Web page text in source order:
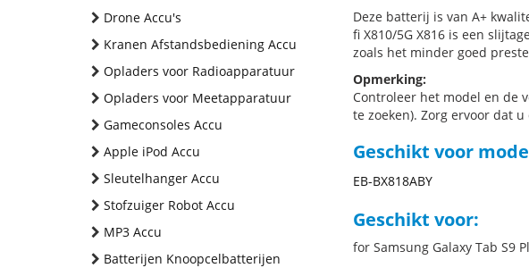
Drone Accu's
Kranen Afstandsbediening Accu
Opladers voor Radioapparatuur
Opladers voor Meetapparatuur
Gameconsoles Accu
Apple iPod Accu
Sleutelhanger Accu
Stofzuiger Robot Accu
MP3 Accu
Batterijen Knoopcelbatterijen
Deze batterij is van A+
fi X810/5G X816 is een
zoals het minder goed
Opmerking:
Controleer het model en de
te zoeken). Zorg ervoor dat
Geschikt voor
EB-BX818ABY
Geschikt voor:
for Samsung Galaxy Tab S9